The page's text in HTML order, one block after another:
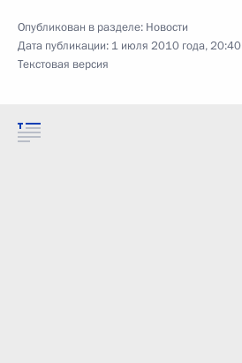
Опубликован в разделе: Новости
Дата публикации: 1 июля 2010 года, 20:40
Текстовая версия